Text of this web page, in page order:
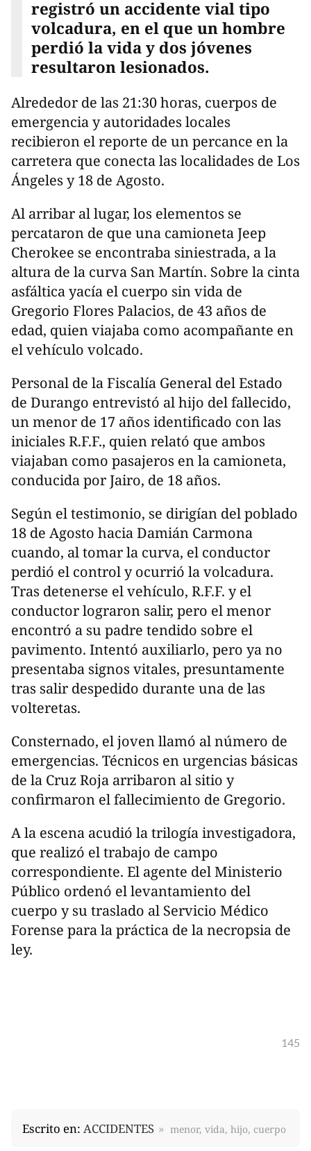
registró un accidente vial tipo
volcadura, en el que un hombre
perdió la vida y dos jóvenes
resultaron lesionados.
Alrededor de las 21:30 horas, cuerpos de
emergencia y autoridades locales
recibieron el reporte de un percance en la
carretera que conecta las localidades de Los
Ángeles y 18 de Agosto.
Al arribar al lugar, los elementos se
percataron de que una camioneta Jeep
Cherokee se encontraba siniestrada, a la
altura de la curva San Martín. Sobre la cinta
asfáltica yacía el cuerpo sin vida de
Gregorio Flores Palacios, de 43 años de
edad, quien viajaba como acompañante en
el vehículo volcado.
Personal de la Fiscalía General del Estado
de Durango entrevistó al hijo del fallecido,
un menor de 17 años identificado con las
iniciales R.F.F., quien relató que ambos
viajaban como pasajeros en la camioneta,
conducida por Jairo, de 18 años.
Según el testimonio, se dirigían del poblado
18 de Agosto hacia Damián Carmona
cuando, al tomar la curva, el conductor
perdió el control y ocurrió la volcadura.
Tras detenerse el vehículo, R.F.F. y el
conductor lograron salir, pero el menor
encontró a su padre tendido sobre el
pavimento. Intentó auxiliarlo, pero ya no
presentaba signos vitales, presuntamente
tras salir despedido durante una de las
volteretas.
Consternado, el joven llamó al número de
emergencias. Técnicos en urgencias básicas
de la Cruz Roja arribaron al sitio y
confirmaron el fallecimiento de Gregorio.
A la escena acudió la trilogía investigadora,
que realizó el trabajo de campo
correspondiente. El agente del Ministerio
Público ordenó el levantamiento del
cuerpo y su traslado al Servicio Médico
Forense para la práctica de la necropsia de
ley.
145
Escrito en: ACCIDENTES menor, vida, hijo, cuerpo